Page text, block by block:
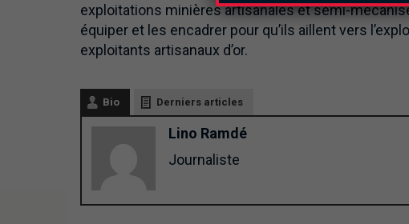
exploitations minières artisanales et semi-
équiper et les encadrer pour qu’ils aillent vers
exploitants artisanaux d’or.
Bio Derniers articles
Lino Ramdé
Journaliste